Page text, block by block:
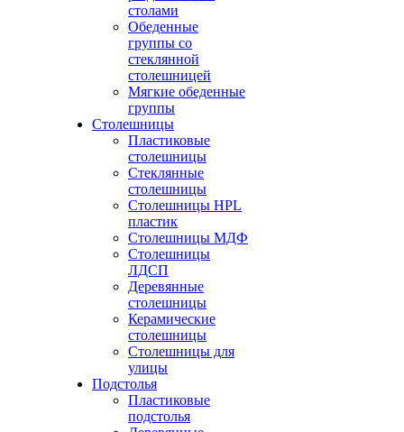
столами
Обеденные
группы со
стеклянной
столешницей
Мягкие обеденные
группы
Столешницы
Пластиковые
столешницы
Стеклянные
столешницы
Столешницы HPL
пластик
Столешницы МДФ
Столешницы
ЛДСП
Деревянные
столешницы
Керамические
столешницы
Столешницы для
улицы
Подстолья
Пластиковые
подстолья